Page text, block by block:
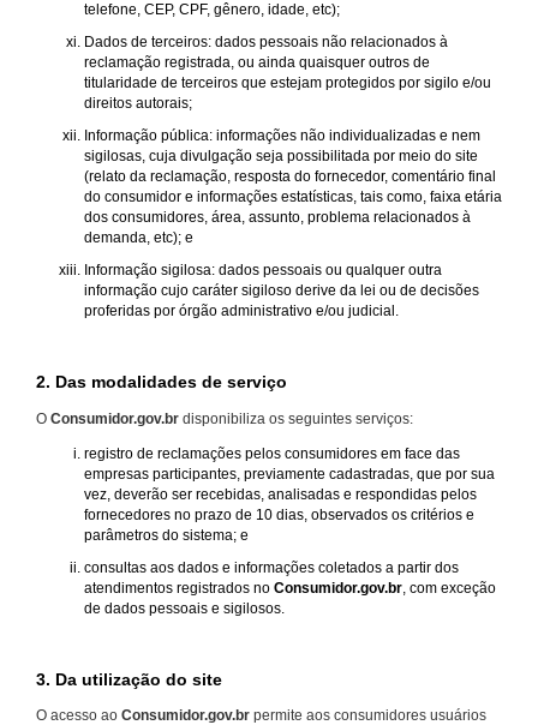
telefone, CEP, CPF, gênero, idade, etc);
Dados de terceiros: dados pessoais não relacionados à
reclamação registrada, ou ainda quaisquer outros de
titularidade de terceiros que estejam protegidos por sigilo e/ou
direitos autorais;
Informação pública: informações não individualizadas e nem
sigilosas, cuja divulgação seja possibilitada por meio do site
(relato da reclamação, resposta do fornecedor, comentário final
do consumidor e informações estatísticas, tais como, faixa etária
dos consumidores, área, assunto, problema relacionados à
demanda, etc); e
Informação sigilosa: dados pessoais ou qualquer outra
informação cujo caráter sigiloso derive da lei ou de decisões
proferidas por órgão administrativo e/ou judicial.
2. Das modalidades de serviço
O Consumidor.gov.br disponibiliza os seguintes serviços:
registro de reclamações pelos consumidores em face das
empresas participantes, previamente cadastradas, que por sua
vez, deverão ser recebidas, analisadas e respondidas pelos
fornecedores no prazo de 10 dias, observados os critérios e
parâmetros do sistema; e
consultas aos dados e informações coletados a partir dos
atendimentos registrados no Consumidor.gov.br , com exceção
de dados pessoais e sigilosos.
3. Da utilização do site
O acesso ao Consumidor.gov.br permite aos consumidores usuários